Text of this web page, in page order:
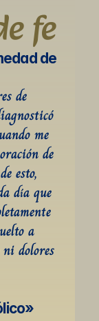
fe
de
de
me
de
esto,
día que
a
dolores